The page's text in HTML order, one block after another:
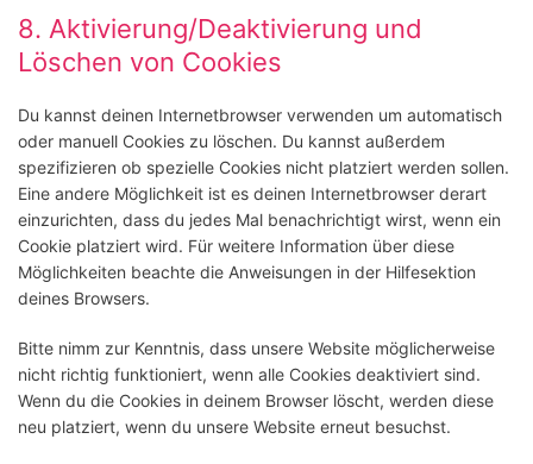
8. Aktivierung/Deaktivierung und
Löschen von Cookies
Du kannst deinen Internetbrowser verwenden um automatisch
oder manuell Cookies zu löschen. Du kannst außerdem
spezifizieren ob spezielle Cookies nicht platziert werden sollen.
Eine andere Möglichkeit ist es deinen Internetbrowser derart
einzurichten, dass du jedes Mal benachrichtigt wirst, wenn ein
Cookie platziert wird. Für weitere Information über diese
Möglichkeiten beachte die Anweisungen in der Hilfesektion
deines Browsers.
Bitte nimm zur Kenntnis, dass unsere Website möglicherweise
nicht richtig funktioniert, wenn alle Cookies deaktiviert sind.
Wenn du die Cookies in deinem Browser löscht, werden diese
neu platziert, wenn du unsere Website erneut besuchst.